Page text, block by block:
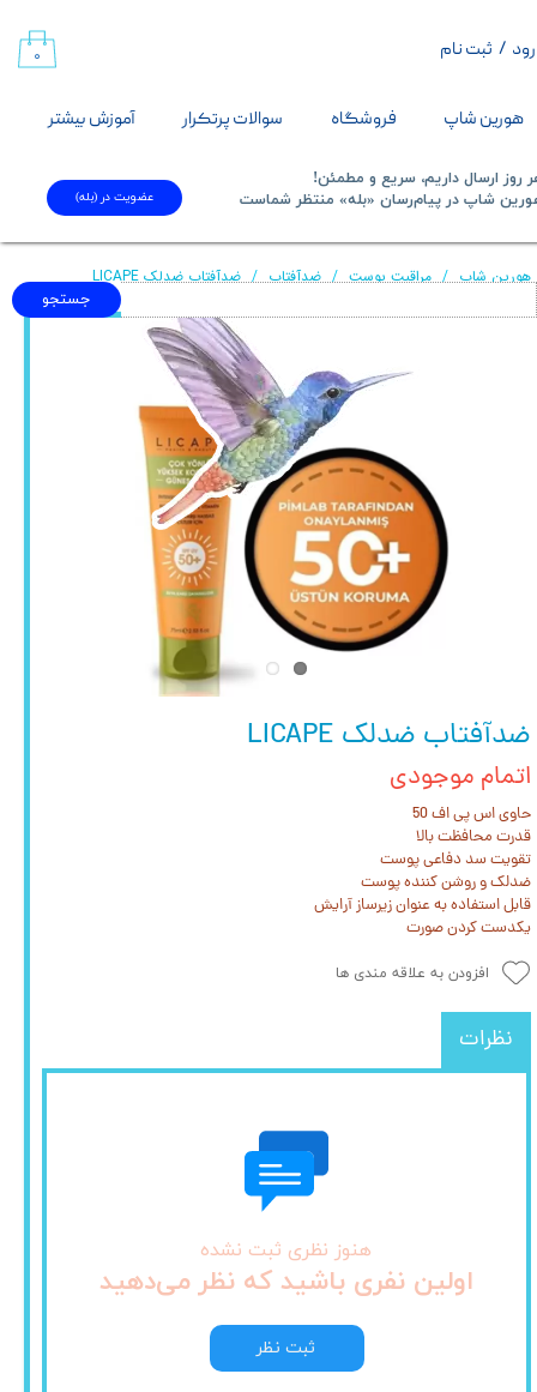
هورین شاپ فروشگاه سوالات پرتکرار آموزش بیشتر
/ ثبت نام
حساب کاربری من
تغییر گذر واژه
خروج از حساب کاربری
۰
جستجو
روز ارسال داریم، سریع و مطمئن!
شاپ در پیام‌رسان «بله» منتظر شماست​​​​​​​
عضویت در (بله)
هورین شاپ مراقبت پوست ضدآفتاب ضدآفتاب ضدلک LICAPE
ضدآفتاب ضدلک LICAPE
اتمام موجودی
حاوی اس پی اف 50
قدرت محافظت بالا
تقویت سد دفاعی پوست
ضدلک و روشن کننده پوست
قابل استفاده به عنوان زیرساز آرایش
یکدست کردن صورت
افزودن به علاقه مندی ها
نظرات
هنوز نظری ثبت نشده
اولین نفری باشید که نظر می‌دهید
ثبت نظر